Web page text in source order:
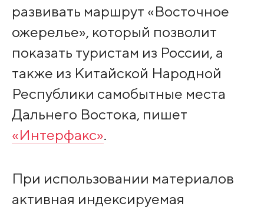
развивать маршрут «Восточное
ожерелье», который позволит
показать туристам из России, а
также из Китайской Народной
Республики самобытные места
Дальнего Востока, пишет
«Интерфакс».
При использовании материалов
активная индексируемая